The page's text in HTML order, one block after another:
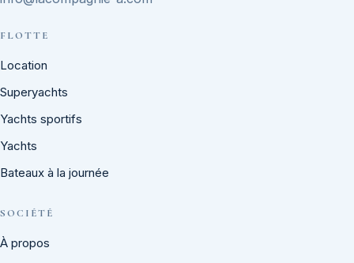
FLOTTE
Location
Superyachts
Yachts sportifs
Yachts
Bateaux à la journée
SOCIÉTÉ
À propos